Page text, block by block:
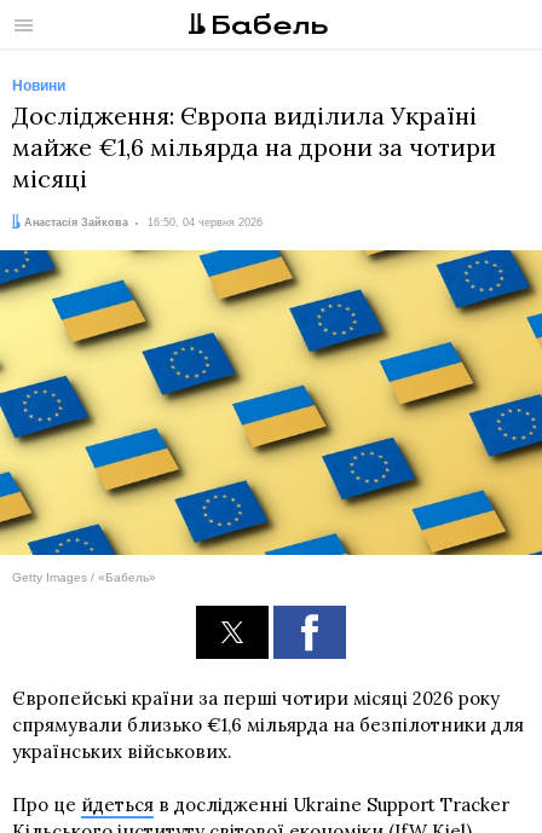
Меню
Новини
Дослідження: Європа виділила Україні
майже €1,6 мільярда на дрони за чотири
місяці
Автор:
Анастасія Зайкова
Дата: 16:50, 04 червня 2026
Getty Images / «Бабель»
Європейські країни за перші чотири місяці 2026 року
спрямували близько €1,6 мільярда на безпілотники для
українських військових.
Про це йдеться в дослідженні Ukraine Support Tracker